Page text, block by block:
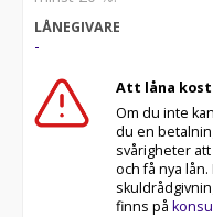
LÅNEGIVARE
-
Att låna
Om du inte
du en
svårigheter
och få nya
finns på